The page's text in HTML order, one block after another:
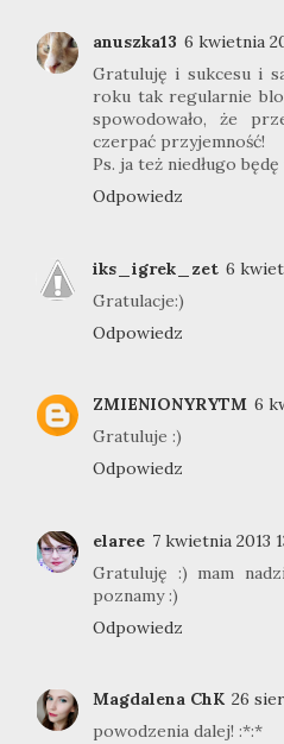
anuszka13 6 kwietnia
Gratuluję i sukcesu i
roku tak regularnie
spowodowało, że
czerpać przyjemność!
Ps. ja też niedługo
Odpowiedz
iks_igrek_zet 6
Gratulacje:)
Odpowiedz
ZMIENIONYRYTM 6
Gratuluje :)
Odpowiedz
elaree 7 kwietnia 2013
Gratuluję :) mam
poznamy :)
Odpowiedz
Magdalena ChK 26
powodzenia dalej! :*:*